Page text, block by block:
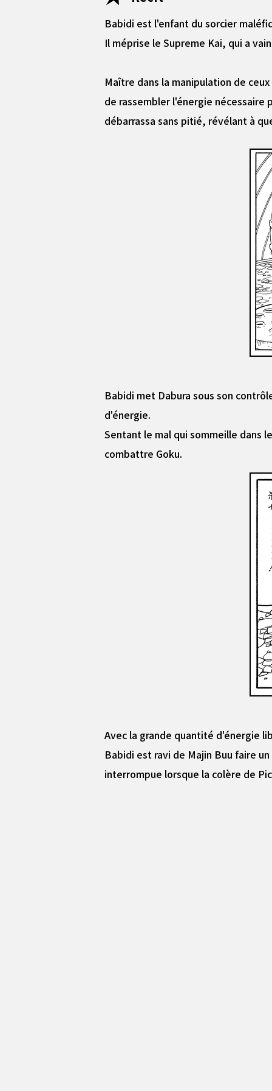
Babidi est l'enfant du sorcier
Il méprise le Supreme Kai, qui a
Maître dans la manipulation de
de rassembler l'énergie nécessaire
débarrassa sans pitié, révélant à
Babidi met Dabura sous son
d'énergie.
Sentant le mal qui sommeille dans
combattre Goku.
Avec la grande quantité d'énergie
Babidi est ravi de Majin Buu faire
interrompue lorsque la colère de